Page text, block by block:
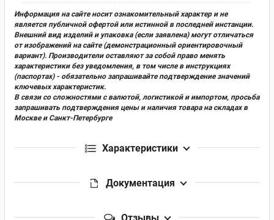
Информация на сайте носит ознакомительный характер и не
является публичной офертой или истинной в последней инстанции.
Внешний вид изделий и упаковка (если заявлена) могут отличаться
от изображений на сайте (демонстрационный ориентировочный
вариант). Производители оставляют за собой право менять
характеристики без уведомления, в том числе в инструкциях
(паспортах) - обязательно запрашивайте подтверждение значений
ключевых характеристик.
В связи со сложностями с валютой, логистикой и импортом, просьба
запрашивать подтверждения цены и наличия товара на складах в
Москве и Санкт-Петербурге
Характеристики
Документация
Отзывы